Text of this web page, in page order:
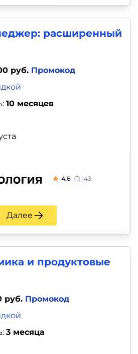
расширенный
руб. Промокод
10 месяцев
4.6 143
Далее
и продуктовые
руб. Промокод
3 месяца